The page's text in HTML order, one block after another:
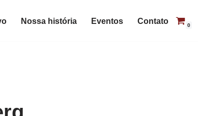
Nossa história Eventos Contato 0